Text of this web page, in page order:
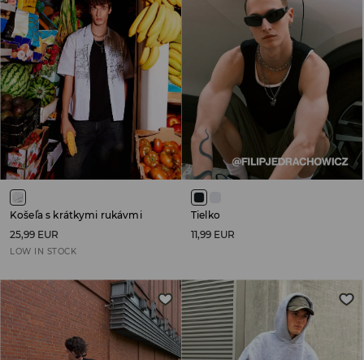
Košeľa s krátkymi rukávmi
25,99 EUR
LOW IN STOCK
Tielko
11,99 EUR